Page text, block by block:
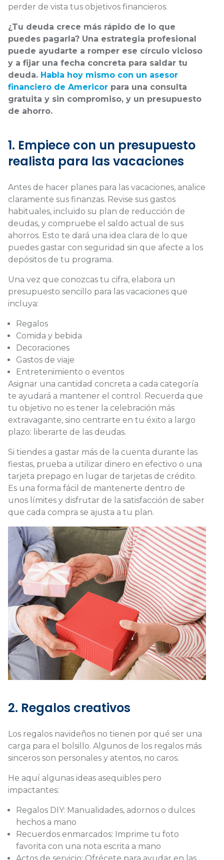
perder de vista tus objetivos financieros.
¿Tu deuda crece más rápido de lo que
puedes pagarla? Una estrategia profesional
puede ayudarte a romper ese círculo vicioso
y a fijar una fecha concreta para saldar tu
deuda. Habla hoy mismo con un asesor
financiero de Americor para una consulta
gratuita y sin compromiso, y un presupuesto
de ahorro.
1. Empiece con un presupuesto
realista para las vacaciones
Antes de hacer planes para las vacaciones, analice
claramente sus finanzas. Revise sus gastos
habituales, incluido su plan de reducción de
deudas, y compruebe el saldo actual de sus
ahorros. Esto te dará una idea clara de lo que
puedes gastar con seguridad sin que afecte a los
depósitos de tu programa.
Una vez que conozcas tu cifra, elabora un
presupuesto sencillo para las vacaciones que
incluya:
Regalos
Comida y bebida
Decoraciones
Gastos de viaje
Entretenimiento o eventos
Asignar una cantidad concreta a cada categoría
te ayudará a mantener el control. Recuerda que
tu objetivo no es tener la celebración más
extravagante, sino centrarte en tu éxito a largo
plazo: liberarte de las deudas.
Si tiendes a gastar más de la cuenta durante las
fiestas, prueba a utilizar dinero en efectivo o una
tarjeta prepago en lugar de tarjetas de crédito.
Es una forma fácil de mantenerte dentro de
unos límites y disfrutar de la satisfacción de saber
que cada compra se ajusta a tu plan.
2. Regalos creativos
Los regalos navideños no tienen por qué ser una
carga para el bolsillo. Algunos de los regalos más
sinceros son personales y atentos, no caros.
He aquí algunas ideas asequibles pero
impactantes:
Regalos DIY: Manualidades, adornos o dulces
hechos a mano
Recuerdos enmarcados: Imprime tu foto
favorita con una nota escrita a mano